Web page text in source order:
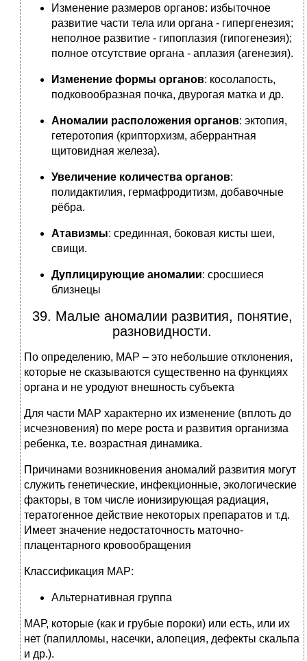
Изменение размеров органов: избыточное
развитие части тела или органа - гипергенезия;
неполное развитие - гипоплазия (гипогенезия);
полное отсутствие органа - аплазия (агенезия).
Изменение формы органов: косолапость,
подковообразная почка, двурогая матка и др.
Аномалии расположения органов: эктопия,
гетеротопия (крипторхизм, аберрантная
щитовидная железа).
Увеличение количества органов:
полидактилия, гермафродитизм, добавочные
рёбра.
Атавизмы: срединная, боковая кисты шеи,
свищи.
Дуплицирующие аномалии: сросшиеся
близнецы
39. Малые аномалии развития, понятие,
разновидности.
По определению, МАР – это небольшие отклонения,
которые не сказываются существенно на функциях
органа и не уродуют внешность субъекта
Для части МАР характерно их изменение (вплоть до
исчезновения) по мере роста и развития организма
ребенка, т.е. возрастная динамика.
Причинами возникновения аномалий развития могут
служить генетические, инфекционные, экологические
факторы, в том числе ионизирующая радиация,
тератогенное действие некоторых препаратов и т.д.
Имеет значение недостаточность маточно-
плацентарного кровообращения
Классификация МАР:
Альтернативная группа
МАР, которые (как и грубые пороки) или есть, или их
нет (папилломы, насечки, алопеция, дефекты скальпа
и др.).